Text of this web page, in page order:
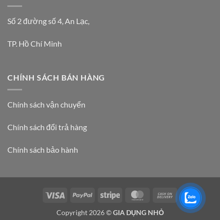
Số 2 đường số 4, An Lạc,
TP. Hồ Chí Minh
CHÍNH SÁCH BÁN HÀNG
Chính sách vận chuyển
Chính sách đổi trả hàng
Chính sách bảo hành
Visa PayPal Stripe MasterCard
Cash
On
Copyright 2026 ©GIA DỤNG NHỎ